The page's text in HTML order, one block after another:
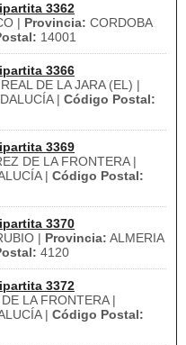
3362
| Provincia: CORDOBA
14001
3366
REAL DE LA JARA (EL) |
| Código Postal:
3369
DE LA FRONTERA |
| Código Postal:
3370
| Provincia: ALMERIA
4120
3372
LA FRONTERA |
| Código Postal: